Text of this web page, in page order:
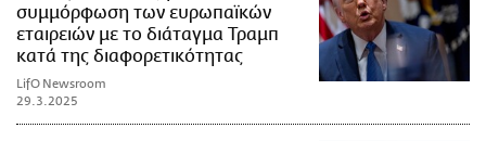
συμμόρφωση των ευρωπαϊκών
εταιρειών με το διάταγμα Τραμπ
κατά της διαφορετικότητας
LifO Newsroom
29.3.2025